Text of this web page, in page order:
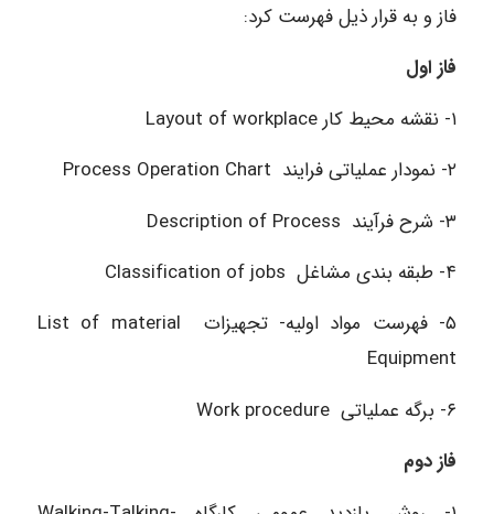
فاز و به قرار ذیل فهرست کرد:
فاز اول
۱- نقشه محیط کار Layout of workplace
۲- نمودار عملیاتی فرایند Process Operation Chart
۳- شرح فرآیند Description of Process
۴- طبقه بندی مشاغل Classification of jobs
۵- فهرست مواد اولیه- تجهیزات List of material
Equipment
۶- برگه عملیاتی Work procedure
فاز دوم